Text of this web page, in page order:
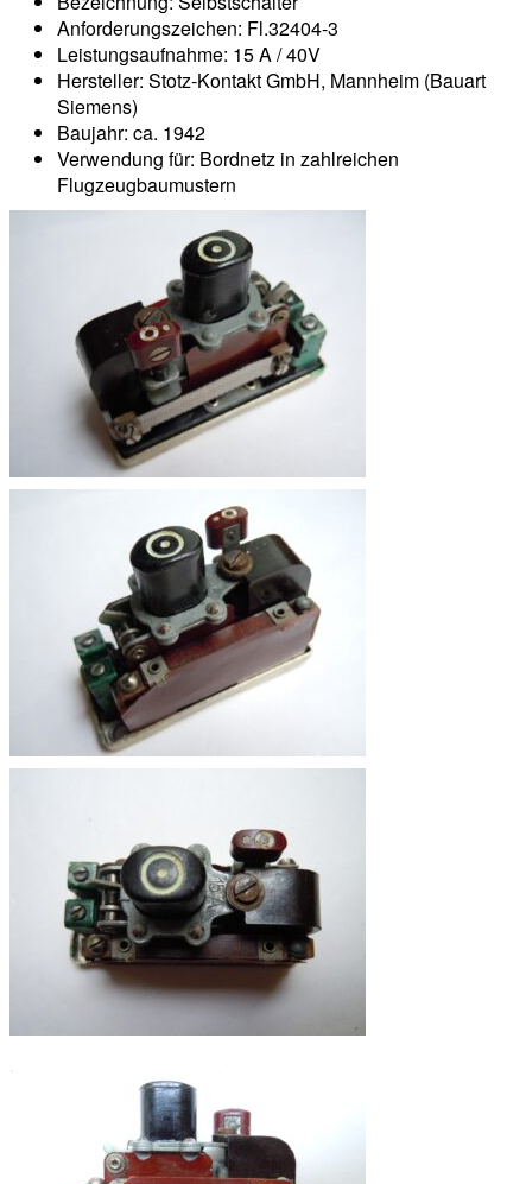
Anforderungszeichen: Fl.32404-3
Leistungsaufnahme: 15 A / 40V
Hersteller: Stotz-Kontakt GmbH, Mannheim (Bauart
Siemens)
Baujahr: ca. 1942
Verwendung für: Bordnetz in zahlreichen
Flugzeugbaumustern